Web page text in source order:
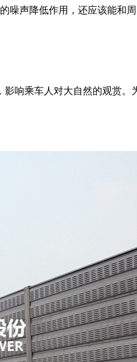
声降低作用，还应该能和
响乘车人对大自然的观赏。